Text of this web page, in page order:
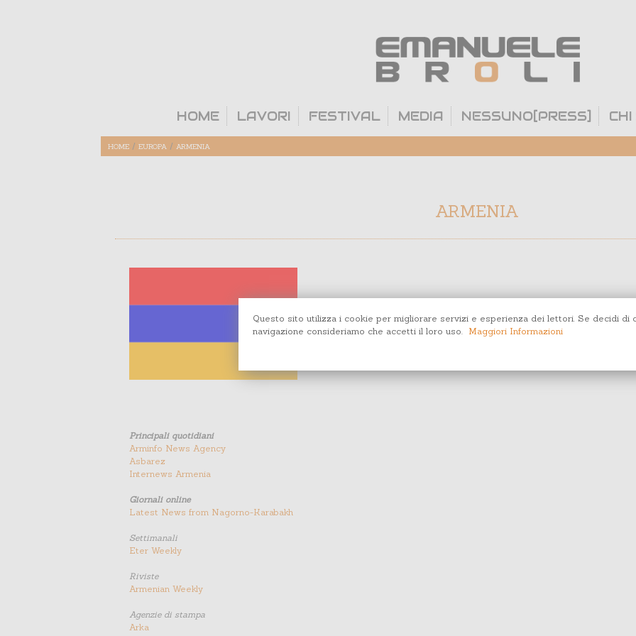
HOME LAVORI FESTIVAL MEDIA NESSUNO[PRESS]
HOME / EUROPA / ARMENIA
ARMENIA
Principali quotidiani
Arminfo News Agency
Asbarez
Internews Armenia
Giornali online
Latest News from Nagorno-Karabakh
Settimanali
Eter Weekly
Riviste
Armenian Weekly
Agenzie di stampa
Arka
Questo sito utilizza i cookie per migliorare servizi e esperienza dei lettori. Se decidi di
navigazione consideriamo che accetti il loro uso.
Maggiori Informazioni